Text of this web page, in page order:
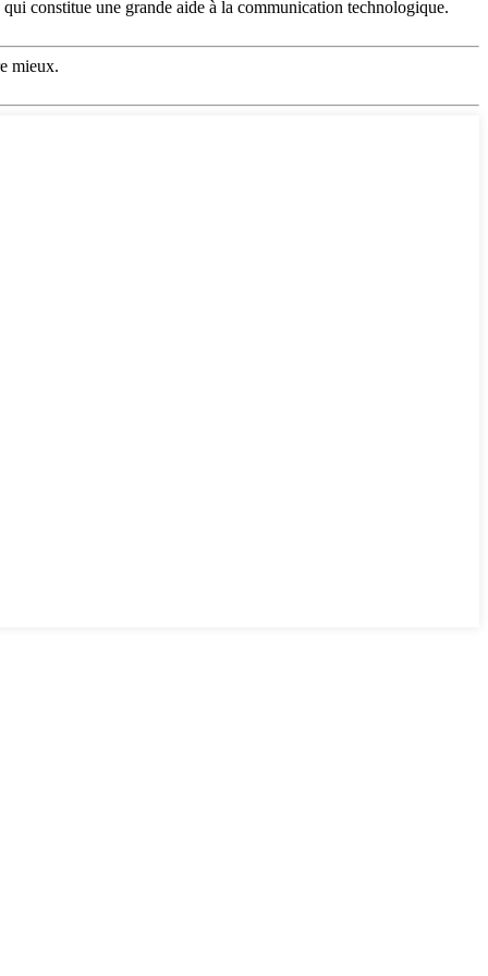
constitue une grande aide à la communication technologique.
mieux.